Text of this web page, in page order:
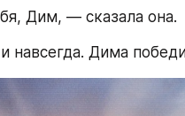
Дим, ― сказала она.
навсегда. Дима